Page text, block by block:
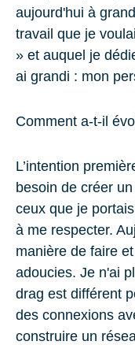
aujourd'hui à
travail que je
» et auquel je
ai grandi : mon
Comment a-t-il
L’intention
besoin de créer
ceux que je
à me respecter.
manière de faire
adoucies. Je n'ai
drag est différent
des connexions
construire un